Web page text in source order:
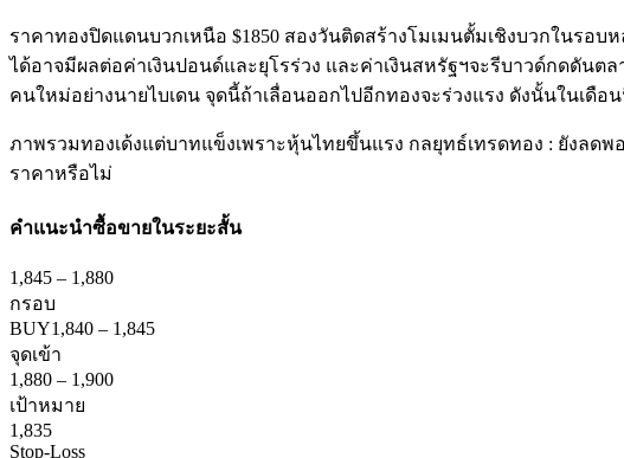
ราคาทองปิดแดนบวกเหนือ $1850 สองวันติดสร้างโมเมนตั้มเชิงบวกในรอ
ได้อาจมีผลต่อค่าเงินปอนด์และยุโรร่วง และค่าเงินสหรัฐฯจะรีบาวด์กดดัน
คนใหม่อย่างนายไบเดน จุดนี้ถ้าเลื่อนออกไปอีกทองจะร่วงแรง ดังนั้นในเดื
ภาพรวมทองเด้งแต่บาทแข็งเพราะหุ้นไทยขึ้นแรง กลยุทธ์เทรดทอง : ยังล
ราคาหรือไม่
คำแนะนำซื้อขายในระยะสั้น
1,845 – 1,880
กรอบ
BUY1,840 – 1,845
จุดเข้า
1,880 – 1,900
เป้าหมาย
1,835
Stop-Loss